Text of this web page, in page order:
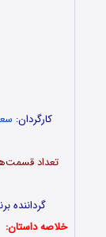
کارگردان:
گرداننده
خلاصه داستان: